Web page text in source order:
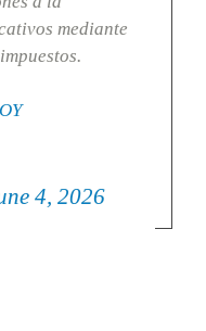
mediante
4, 2026